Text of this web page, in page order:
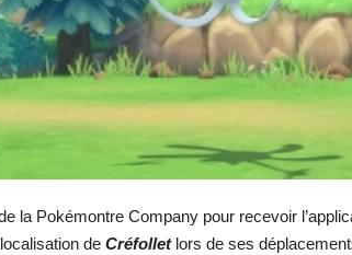
la Pokémontre Company pour recevoir
de Créfollet lors de ses